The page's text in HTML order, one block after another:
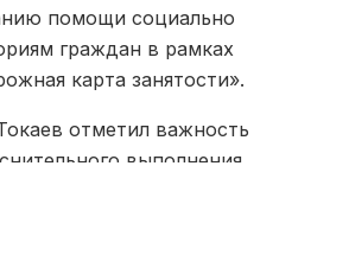
помощи социально
граждан в рамках
карта занятости».
отметил важность
выполнения